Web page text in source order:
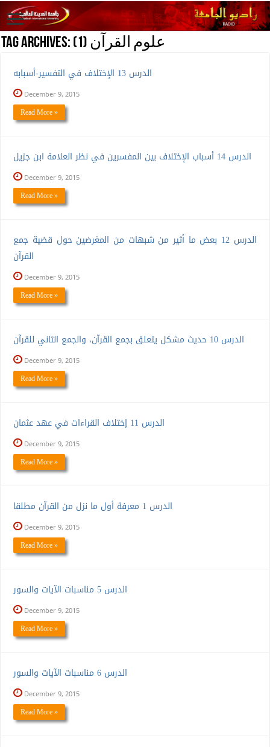
Tag Archives:
(علوم القرآن (1
الدرس 13 الإختلاف في التفسير-أسبابه
December 9, 2015
Read More »
الدرس 14 أسباب الإختلاف بين المفسرين في نظر العلامة ابن جزيل
December 9, 2015
Read More »
الدرس 12 بعض ما أثير من شبهات من المغرضين حول قضية جمع
القرآن
December 9, 2015
Read More »
الدرس 10 حديث مشكل يتعلق بجمع القرآن، والجمع الثاني للقرآن
December 9, 2015
Read More »
الدرس 11 إختلاف القراءات في عهد عثمان
December 9, 2015
Read More »
الدرس 1 معرفة أول ما نزل من القرآن مطلقا
December 9, 2015
Read More »
الدرس 5 مناسبات الآيات والسور
December 9, 2015
Read More »
الدرس 6 مناسبات الآيات والسور
December 9, 2015
Read More »